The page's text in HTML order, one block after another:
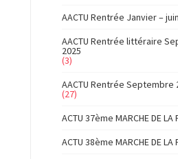
AACTU Rentrée Janvier –
AACTU Rentrée littéraire
2025
(3)
AACTU Rentrée Septembre
(27)
ACTU 37ème MARCHE DE LA
ACTU 38ème MARCHE DE LA